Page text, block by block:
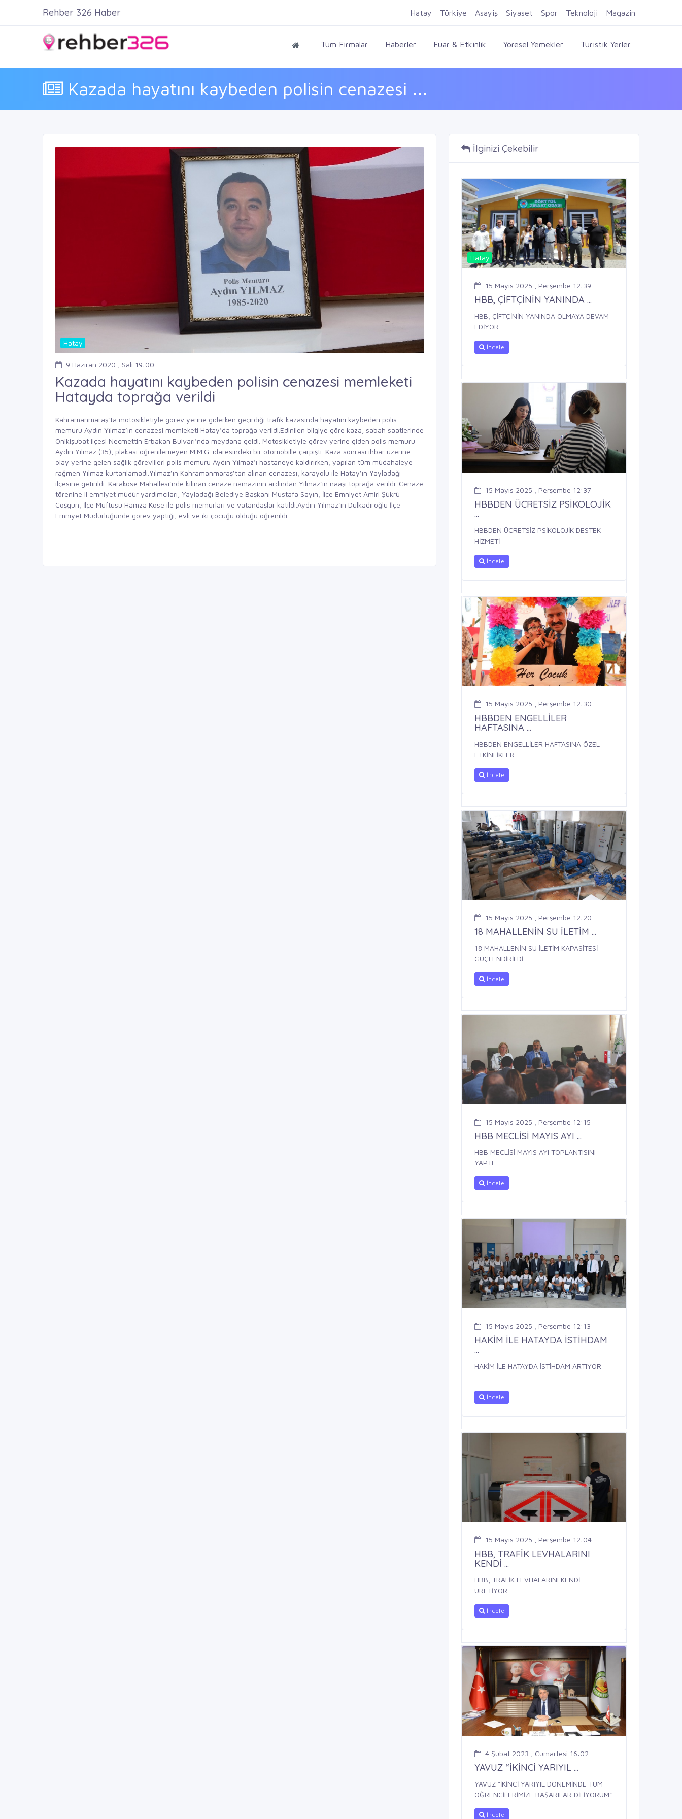
Firma Ekle Kayıt Ol Giriş Yap
Tüm Firmalar Haberler Fuar & Etkinlik Yöresel Yemekler Turistik Yerler
Kazada hayatını kaybeden polisin cenazesi ...
Rehber 326 Haber Hatay Türkiye Asayiş Siyaset Spor Teknoloji Magazin
Hatay
9 Haziran 2020 , Salı 19:00
Kazada hayatını kaybeden polisin cenazesi memleketi
Hatayda toprağa verildi
Kahramanmaraş’ta motosikletiyle görev yerine giderken geçirdiği trafik kazasında hayatını kaybeden polis
memuru Aydın Yılmaz’ın cenazesi memleketi Hatay’da toprağa verildi.Edinilen bilgiye göre kaza, sabah saatlerinde
Onikişubat ilçesi Necmettin Erbakan Bulvarı’nda meydana geldi. Motosikletiyle görev yerine giden polis memuru
Aydın Yılmaz (35), plakası öğrenilemeyen M.M.G. idaresindeki bir otomobille çarpıştı. Kaza sonrası ihbar üzerine
olay yerine gelen sağlık görevlileri polis memuru Aydın Yılmaz’ı hastaneye kaldırırken, yapılan tüm müdahaleye
rağmen Yılmaz kurtarılamadı.Yılmaz’ın Kahramanmaraş’tan alınan cenazesi, karayolu ile Hatay’ın Yayladağı
ilçesine getirildi. Karaköse Mahallesi’nde kılınan cenaze namazının ardından Yılmaz’ın naaşı toprağa verildi. Cenaze
törenine il emniyet müdür yardımcıları, Yayladağı Belediye Başkanı Mustafa Sayın, İlçe Emniyet Amiri Şükrü
Coşgun, İlçe Müftüsü Hamza Köse ile polis memurları ve vatandaşlar katıldı.Aydın Yılmaz’ın Dulkadiroğlu İlçe
Emniyet Müdürlüğünde görev yaptığı, evli ve iki çocuğu olduğu öğrenildi.
İlginizi Çekebilir
Hatay
15 Mayıs 2025 , Perşembe 12:39
HBB, ÇİFTÇİNİN YANINDA ...
HBB, ÇİFTÇİNİN YANINDA OLMAYA DEVAM
EDİYOR
İncele
15 Mayıs 2025 , Perşembe 12:37
HBBDEN ÜCRETSİZ PSİKOLOJİK
...
HBBDEN ÜCRETSİZ PSİKOLOJİK DESTEK
HİZMETİ
İncele
15 Mayıs 2025 , Perşembe 12:30
HBBDEN ENGELLİLER
HAFTASINA ...
HBBDEN ENGELLİLER HAFTASINA ÖZEL
ETKİNLİKLER
İncele
15 Mayıs 2025 , Perşembe 12:20
18 MAHALLENİN SU İLETİM ...
18 MAHALLENİN SU İLETİM KAPASİTESİ
GÜÇLENDİRİLDİ
İncele
15 Mayıs 2025 , Perşembe 12:15
HBB MECLİSİ MAYIS AYI ...
HBB MECLİSİ MAYIS AYI TOPLANTISINI
YAPTI
İncele
15 Mayıs 2025 , Perşembe 12:13
HAKİM İLE HATAYDA İSTİHDAM
...
HAKİM İLE HATAYDA İSTİHDAM ARTIYOR
İncele
15 Mayıs 2025 , Perşembe 12:04
HBB, TRAFİK LEVHALARINI
KENDİ ...
HBB, TRAFİK LEVHALARINI KENDİ
ÜRETİYOR
İncele
4 Şubat 2023 , Cumartesi 16:02
YAVUZ “İKİNCİ YARIYIL ...
YAVUZ “İKİNCİ YARIYIL DÖNEMİNDE TÜM
ÖĞRENCİLERİMİZE BAŞARILAR DİLİYORUM”
İncele